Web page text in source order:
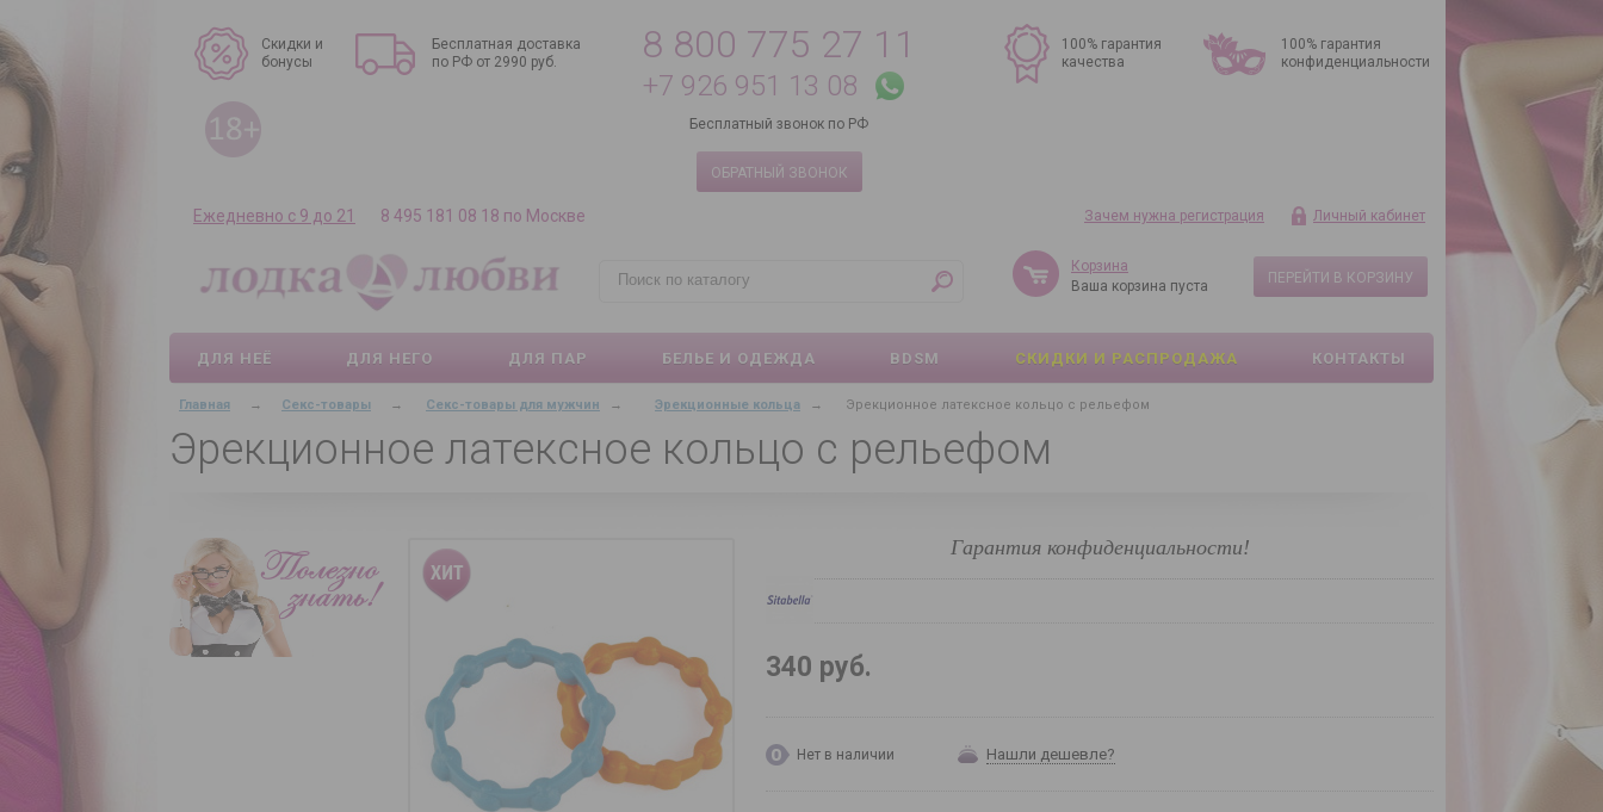
Скидки и
бонусы
Бесплатная доставка
по РФ от 2990 руб.
8 800 775 27 11
+7 926 951 13 08
Бесплатный звонок по РФ
ОБРАТНЫЙ ЗВОНОК
100% гарантия
качества
100% гарантия
конфиденциальности
Зачем нужна регистрация Личный кабинет
Ежедневно с 9 до 21 8 495 181 08 18 по Москве
Корзина
Ваша корзина пуста
ПЕРЕЙТИ В КОРЗИНУ
ДЛЯ НЕЁ ДЛЯ НЕГО ДЛЯ ПАР БЕЛЬЕ И ОДЕЖДА BDSM СКИДКИ И РАСПРОДАЖА КОНТАКТЫ
Главная → Секс-товары → Секс-товары для мужчин → Эрекционные кольца → Эрекционное латексное кольцо с рельефом
Эрекционное латексное кольцо с рельефом
Гарантия конфиденциальности!
340 руб.
Нет в наличии Нашли дешевле?